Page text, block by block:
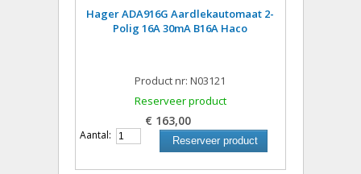
Hager ADA916G Aardlekautomaat 2-
Polig 16A 30mA B16A Haco
Product nr: N03121
Reserveer product
€ 163,00
Aantal: Reserveer product